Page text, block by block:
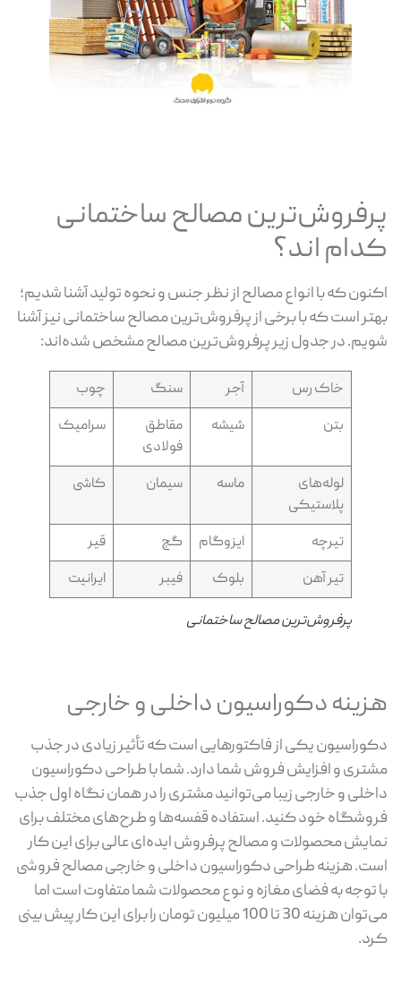
پرفروش‌ترین مصالح ساختمانی
کدام اند؟
اکنون که با انواع مصالح از نظر جنس و نحوه تولید آشنا شدیم؛
بهتر است که با برخی از پرفروش‌ترین مصالح ساختمانی نیز آشنا
شویم. در جدول زیر پرفروش‌ترین مصالح مشخص شده‌اند:
خاک رس آجر سنگ
چوب
بتن
شیشه
مقاطق
فولادی
سرامیک
لوله‌های
پلاستیکی
ماسه سیمان کاشی
تیرچه ایزوگام گچ
قیر
تیر آهن
بلوک فیبر ایرانیت
پرفروش‌ترین مصالح ساختمانی
هزینه دکوراسیون داخلی و خارجی
دکوراسیون یکی از فاکتورهایی است که تأثیر زیادی در جذب
مشتری و افزایش فروش شما دارد. شما با طراحی دکوراسیون
داخلی و خارجی زیبا می‌توانید مشتری را در همان نگاه اول جذب
فروشگاه خود کنید. استفاده قفسه‌ها و طرح‌های مختلف برای
نمایش محصولات و مصالح پرفروش ایده‌ای عالی برای این کار
است. هزینه طراحی دکوراسیون داخلی و خارجی مصالح فروشی
با توجه به فضای مغازه و نوع محصولات شما متفاوت است اما
می‌توان هزینه 30 تا 100 میلیون تومان را برای این کار پیش بینی
کرد.